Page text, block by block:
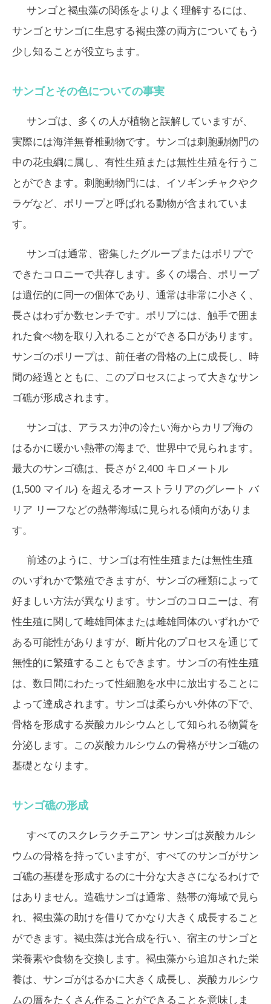
サンゴと褐虫藻の関係をよりよく理解するには、
サンゴとサンゴに生息する褐虫藻の両方についてもう
少し知ることが役立ちます。
サンゴとその色についての事実
サンゴは、多くの人が植物と誤解していますが、
実際には海洋無脊椎動物です。サンゴは刺胞動物門の
中の花虫綱に属し、有性生殖または無性生殖を行うこ
とができます。刺胞動物門には、イソギンチャクやク
ラゲなど、ポリープと呼ばれる動物が含まれていま
す。
サンゴは通常、密集したグループまたはポリプで
できたコロニーで共存します。多くの場合、ポリープ
は遺伝的に同一の個体であり、通常は非常に小さく、
長さはわずか数センチです。ポリプには、触手で囲ま
れた食べ物を取り入れることができる口があります。
サンゴのポリープは、前任者の骨格の上に成長し、時
間の経過とともに、このプロセスによって大きなサン
ゴ礁が形成されます。
サンゴは、アラスカ沖の冷たい海からカリブ海の
はるかに暖かい熱帯の海まで、世界中で見られます。
最大のサンゴ礁は、長さが 2,400 キロメートル
(1,500 マイル) を超えるオーストラリアのグレート バ
リア リーフなどの熱帯海域に見られる傾向がありま
す。
前述のように、サンゴは有性生殖または無性生殖
のいずれかで繁殖できますが、サンゴの種類によって
好ましい方法が異なります。サンゴのコロニーは、有
性生殖に関して雌雄同体または雌雄同体のいずれかで
ある可能性がありますが、断片化のプロセスを通じて
無性的に繁殖することもできます。サンゴの有性生殖
は、数日間にわたって性細胞を水中に放出することに
よって達成されます。サンゴは柔らかい外体の下で、
骨格を形成する炭酸カルシウムとして知られる物質を
分泌します。この炭酸カルシウムの骨格がサンゴ礁の
基礎となります。
サンゴ礁の形成
すべてのスクレラクチニアン サンゴは炭酸カルシ
ウムの骨格を持っていますが、すべてのサンゴがサン
ゴ礁の基礎を形成するのに十分な大きさになるわけで
はありません。造礁サンゴは通常、熱帯の海域で見ら
れ、褐虫藻の助けを借りてかなり大きく成長すること
ができます。褐虫藻は光合成を行い、宿主のサンゴと
栄養素や食物を交換します。褐虫藻から追加された栄
養は、サンゴがはるかに大きく成長し、炭酸カルシウ
ムの層をたくさん作ることができることを意味しま